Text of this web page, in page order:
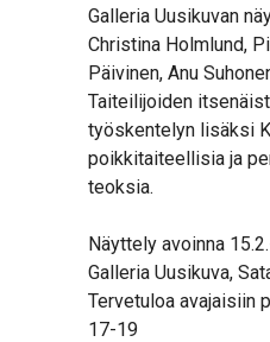
Galleria Uusikuvan
Christina Holmlund,
Päivinen, Anu
Taiteilijoiden
työskentelyn lisäksi
poikkitaiteellisia ja
teoksia.
Näyttely avoinna
Galleria Uusikuva,
Tervetuloa avajaisiin
17-19